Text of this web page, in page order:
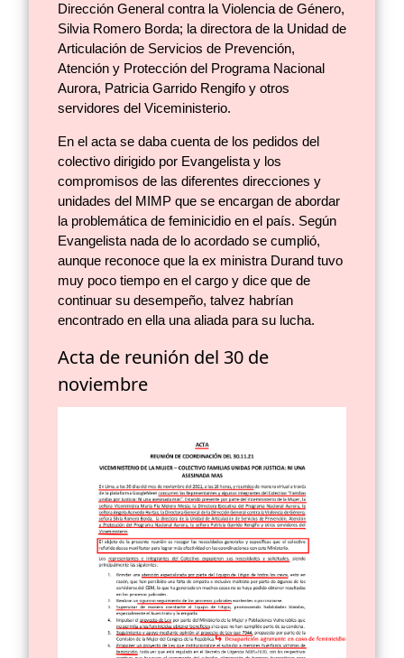
Dirección General contra la Violencia de Género,
Silvia Romero Borda; la directora de la Unidad de
Articulación de Servicios de Prevención,
Atención y Protección del Programa Nacional
Aurora, Patricia Garrido Rengifo y otros
servidores del Viceministerio.
En el acta se daba cuenta de los pedidos del
colectivo dirigido por Evangelista y los
compromisos de las diferentes direcciones y
unidades del MIMP que se encargan de abordar
la problemática de feminicidio en el país. Según
Evangelista nada de lo acordado se cumplió,
aunque reconoce que la ex ministra Durand tuvo
muy poco tiempo en el cargo y dice que de
continuar su desempeño, talvez habrían
encontrado en ella una aliada para su lucha.
Acta de reunión del 30 de
noviembre